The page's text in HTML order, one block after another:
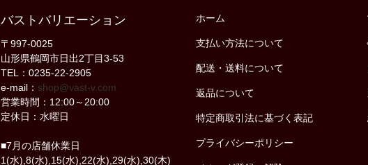
バストバリエーション
〒997-0025
山形県鶴岡市日出2丁目3-53
TEL：0235-22-2905
e-mail： shop@vast-v.com
営業時間：12:00～20:00
定休日：水曜日
■7月の店舗休業日
1(水),8(水),15(水),22(水),29(水),30(木)
ホーム
支払い方法について
配送・送料について
返品について
特定商取引法に基づく表記
プライバシーポリシー